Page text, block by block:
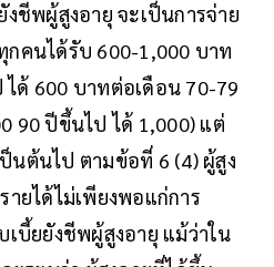
งชีพผู้สูงอายุ จะเป็นการจ่าย
คนได้รับ 600-1,000 บาท
ด้ 600 บาทต่อเดือน 70-79
90 ปีขึ้นไป ได้ 1,000) แต่
นต้นไป ตามข้อที่ 6 (4) ผู้สูง
ยได้ไม่เพียงพอแก่การ
เบี้ยยังชีพผู้สูงอายุ แม้ว่าใน